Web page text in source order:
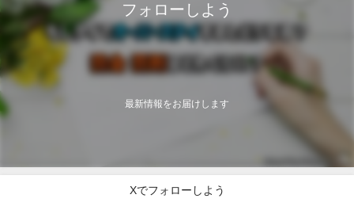
フォローしよう
最新情報をお届けします
Xでフォローしよう